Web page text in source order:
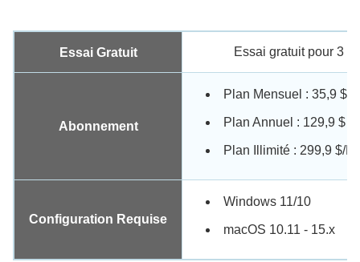
Essai Gratuit Essai gratuit pour 3
Abonnement
Plan Mensuel : 35,9 $
Plan Annuel : 129,9 $ (
Plan Illimité : 299,9 $/
Configuration Requise
Windows 11/10
macOS 10.11 - 15.x